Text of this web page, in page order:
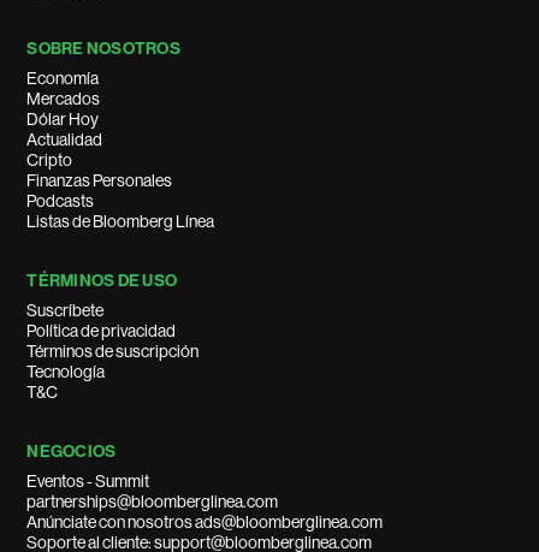
SOBRE NOSOTROS
Economía
Mercados
Dólar Hoy
Actualidad
Cripto
Finanzas Personales
Podcasts
Listas de Bloomberg Línea
TÉRMINOS DE USO
Suscríbete
Política de privacidad
Términos de suscripción
Tecnología
T&C
NEGOCIOS
Eventos - Summit
partnerships@bloomberglinea.com
Anúnciate con nosotros ads@bloomberglinea.com
Soporte al cliente: support@bloomberglinea.com